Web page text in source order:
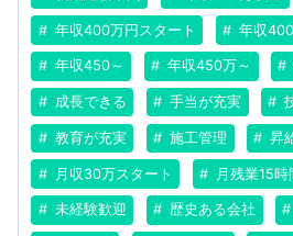
年収400万円スタート 年収
年収450～ 年収450万～
成長できる 手当が充実
教育が充実 施工管理 昇
月収30万スタート 月残業15
未経験歓迎 歴史ある会社